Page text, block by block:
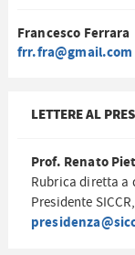
Francesco Ferrara
frr.fra@gmail.com
LETTERE AL
Prof. Renato
Rubrica diretta a
Presidente